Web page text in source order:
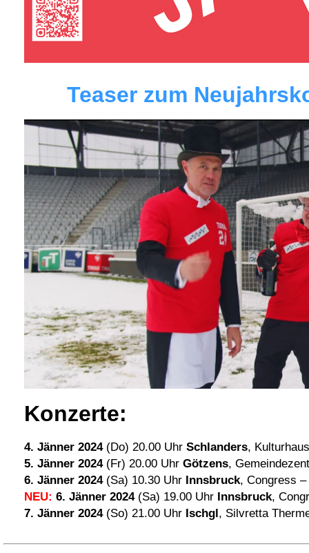
Teaser zum
Konzerte:
4. Jänner 2024(Do) 20.00 Uhr Schlanders,
5. Jänner 2024(Fr) 20.00 Uhr Götzens,
6. Jänner 2024(Sa) 10.30 Uhr Innsbruck, Congress
NEU: 6. Jänner 2024(Sa) 19.00 Uhr Innsbruck,
7. Jänner 2024(So) 21.00 Uhr Ischgl, Silvretta